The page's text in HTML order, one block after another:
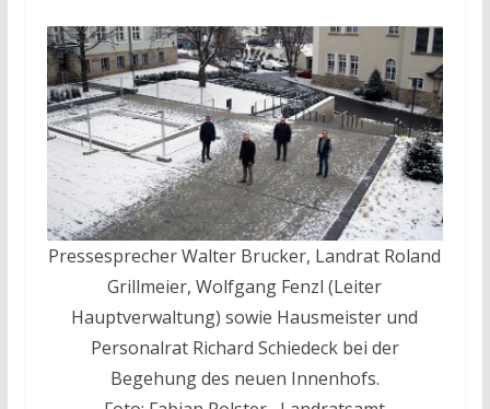
Pressesprecher Walter Brucker, Landrat Roland
Grillmeier, Wolfgang Fenzl (Leiter
Hauptverwaltung) sowie Hausmeister und
Personalrat Richard Schiedeck bei der
Begehung des neuen Innenhofs.